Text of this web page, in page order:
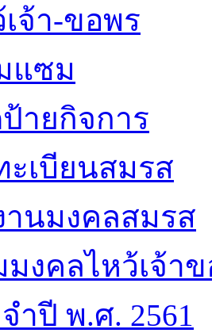
จ้า-ขอพร
แซม
ายกิจการ
เบียนสมรส
นมงคลสมรส
งคลไหว้เจ้า
ำปี พ.ศ. 2561